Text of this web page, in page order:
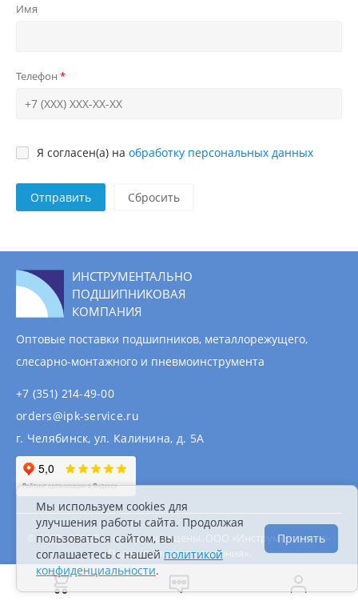
Имя
Телефон
Я согласен(а) на обработку персональных данных
Отправить
ИНСТРУМЕНТАЛЬНО
ПОДШИПНИКОВАЯ
КОМПАНИЯ
Оптовые поставки подшипников, металлорежущего,
слесарно-монтажного и пневмоинструмента
+7 (351) 214-49-00
orders@ipk-service.ru
г. Челябинск, ул. Калинина, д. 5А
© 2007 - 2026 Все права защищены. ООО «Инструментально-
Подшипниковая компания».
Информация на сайте не является публичной
Политика конфиденциальности
Мы используем cookies для
улучшения работы сайта. Продолжая
пользоваться сайтом, вы
соглашаетесь с нашей политикой
конфиденциальности.
Принять